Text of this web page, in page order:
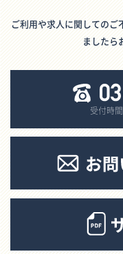
ご利用や求人に関してのご
ましたら
受付時